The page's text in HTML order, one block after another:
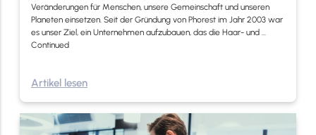
Veränderungen für Menschen, unsere Gemeinschaft und unseren
Planeten einsetzen. Seit der Gründung von Phorest im Jahr 2003 war
es unser Ziel, ein Unternehmen aufzubauen, das die Haar- und …
Continued
Artikel lesen